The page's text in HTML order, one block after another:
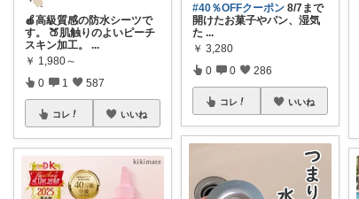
🍎高級質感の防水シーツで
す。 🍑肌触りのよいピーチ
スキン加工。
...
￥ 1,980～
0 1 587
コレ いいね
#40％OFFクーポン 8/7まで
開けたお菓子やパン、湿気
た ...
￥ 3,280
0 0 286
コレ いいね